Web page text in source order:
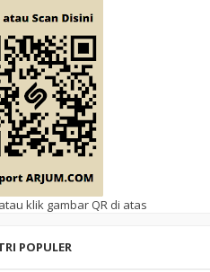
klik gambar QR di atas
POPULER